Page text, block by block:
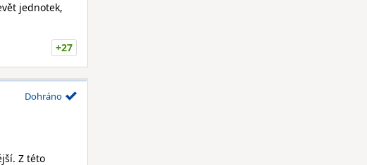
jednotek,
+27
Dohráno
Z této